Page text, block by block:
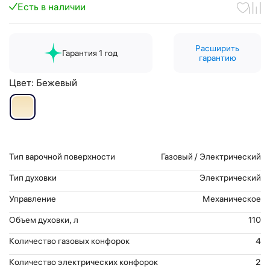
Есть в наличии
Гарантия 1 год
Расширить
гарантию
Цвет: Бежевый
Тип варочной поверхности
Газовый / Электрический
Тип духовки
Электрический
Управление
Механическое
Объем духовки, л
110
Количество газовых конфорок
4
Количество электрических конфорок
2